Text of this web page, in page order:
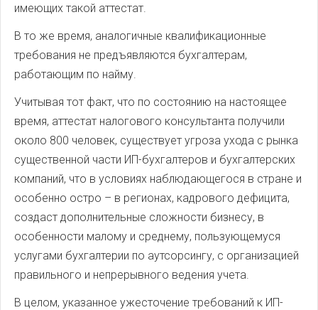
имеющих такой аттестат.
В то же время, аналогичные квалификационные
требования не предъявляются бухгалтерам,
работающим по найму.
Учитывая тот факт, что по состоянию на настоящее
время, аттестат налогового консультанта получили
около 800 человек, существует угроза ухода с рынка
существенной части ИП-бухгалтеров и бухгалтерских
компаний, что в условиях наблюдающегося в стране и
особенно остро – в регионах, кадрового дефицита,
создаст дополнительные сложности бизнесу, в
особенности малому и среднему, пользующемуся
услугами бухгалтерии по аутсорсингу, с организацией
правильного и непрерывного ведения учета.
В целом, указанное ужесточение требований к ИП-